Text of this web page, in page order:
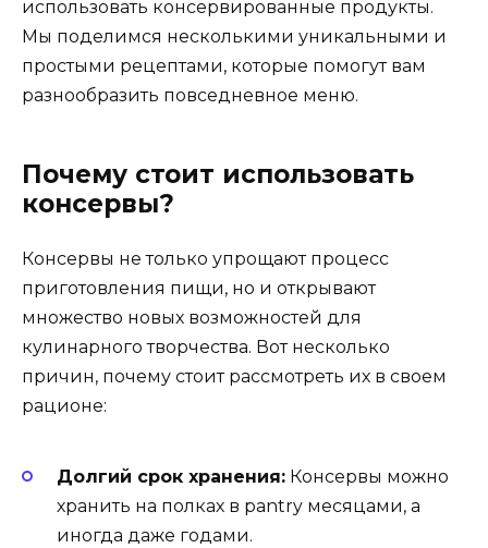
использовать консервированные продукты.
Мы поделимся несколькими уникальными и
простыми рецептами, которые помогут вам
разнообразить повседневное меню.
Почему стоит использовать
консервы?
Консервы не только упрощают процесс
приготовления пищи, но и открывают
множество новых возможностей для
кулинарного творчества. Вот несколько
причин, почему стоит рассмотреть их в своем
рационе:
Долгий срок хранения: Консервы можно
хранить на полках в pantry месяцами, а
иногда даже годами.